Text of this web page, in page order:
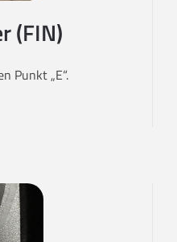
(FIN)
Punkt „E“.